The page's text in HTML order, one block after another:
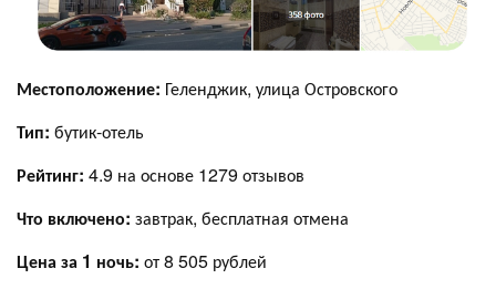
Местоположение: Геленджик, улица Островского
Тип: бутик-отель
Рейтинг: 4.9 на основе 1279 отзывов
Что включено: завтрак, бесплатная отмена
Цена за 1 ночь: от 8 505 рублей